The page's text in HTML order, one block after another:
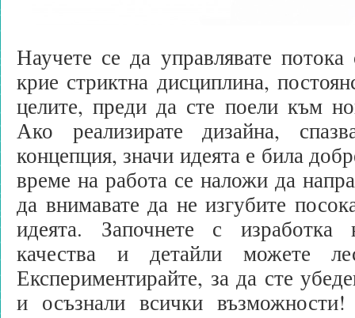
Научете се да управлявате
крие стриктна дисциплина,
целите, преди да сте поели към
Ако реализирате дизайна,
концепция, значи идеята е била
време на работа се наложи да
да внимавате да не изгубите
идеята. Започнете с
качества и детайли можете
Експериментирайте, за да сте
и осъзнали всички